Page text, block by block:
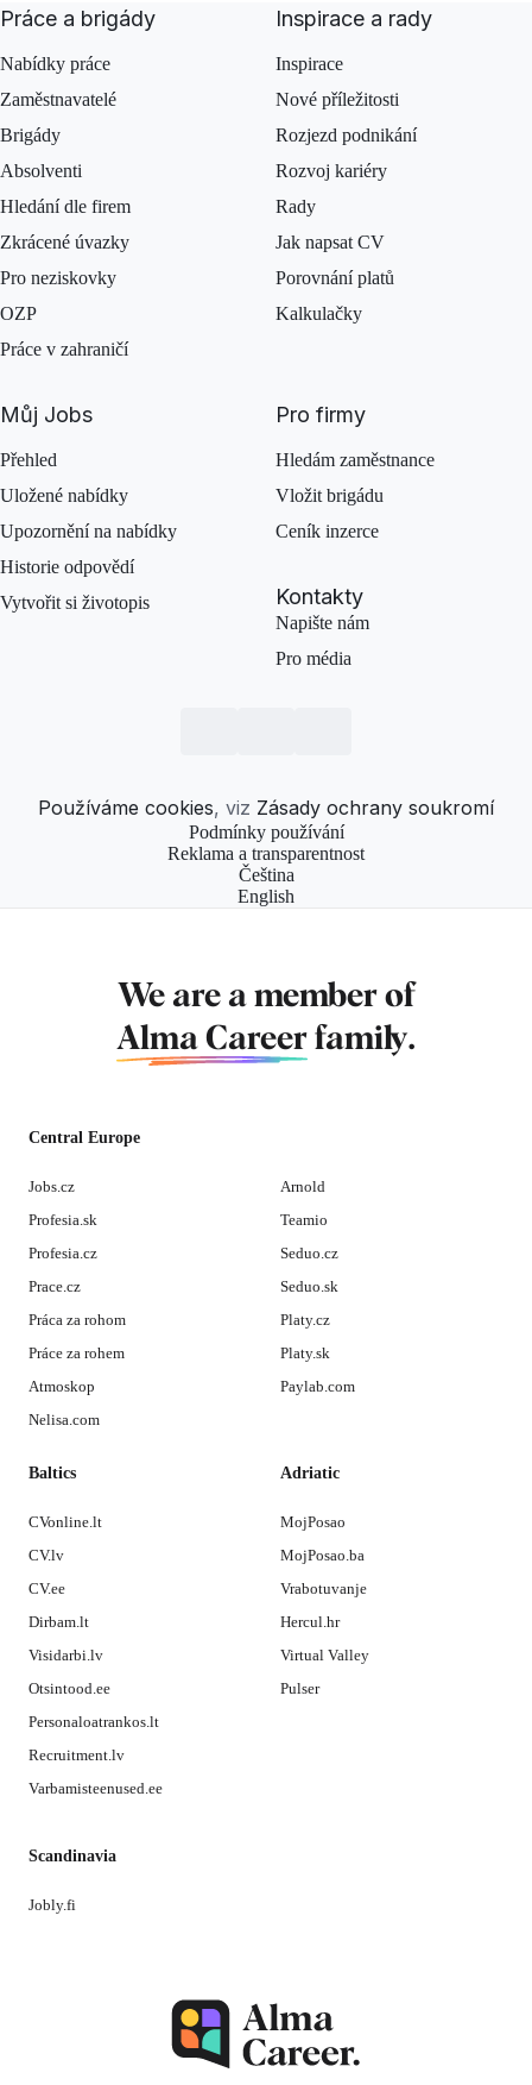
Práce a brigády
Nabídky práce
Zaměstnavatelé
Brigády
Absolventi
Hledání dle firem
Zkrácené úvazky
Pro neziskovky
OZP
Práce v zahraničí
Inspirace a rady
Inspirace
Nové příležitosti
Rozjezd podnikání
Rozvoj kariéry
Rady
Jak napsat CV
Porovnání platů
Kalkulačky
Můj Jobs
Přehled
Uložené nabídky
Upozornění na nabídky
Historie odpovědí
Vytvořit si životopis
Pro firmy
Hledám zaměstnance
Vložit brigádu
Ceník inzerce
Kontakty
Napište nám
Pro média
Používáme cookies, viz Zásady ochrany soukromí
Podmínky používání
Reklama a transparentnost
Čeština
English
We are a member of
Alma Career family.
Central Europe
Jobs.cz
Profesia.sk
Profesia.cz
Prace.cz
Práca za rohom
Práce za rohem
Atmoskop
Nelisa.com
Arnold
Teamio
Seduo.cz
Seduo.sk
Platy.cz
Platy.sk
Paylab.com
Baltics
CVonline.lt
CV.lv
CV.ee
Dirbam.lt
Visidarbi.lv
Otsintood.ee
Personaloatrankos.lt
Recruitment.lv
Varbamisteenused.ee
Adriatic
MojPosao
MojPosao.ba
Vrabotuvanje
Hercul.hr
Virtual Valley
Pulser
Scandinavia
Jobly.fi